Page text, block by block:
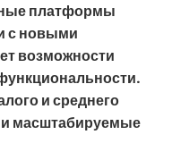
платформы
с новыми
возможности
и среднего
и масштабируемые